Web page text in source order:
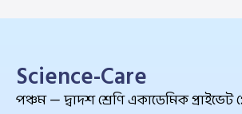
Science-Care
পঞ্চম — দ্বাদশ শ্রেণি একাডেমিক প্রাইভেট